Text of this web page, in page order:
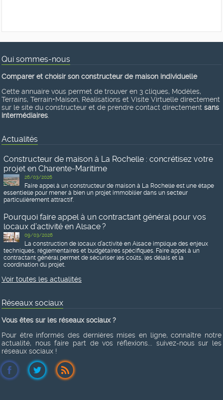
Qui sommes-nous
Comparer et choisir son constructeur de maison individuelle
Cette annuaire vous permet de trouver en 3 cliques, Modèles,
Terrains, Terrain+Maison, Réalisations et Visite Virtuelle directement
sur le site du constructeur et de prendre contact directement sans
intermédiaires.
Actualités
Constructeur de maison à La Rochelle : concrétisez votre
projet en Charente-Maritime
26/03/2026
Faire appel à un constructeur de maison à La Rochelle est une étape
essentielle pour mener à bien un projet immobilier dans un secteur
particulièrement attractif.
Pourquoi faire appel à un contractant général pour vos
locaux d’activité en Alsace ?
09/03/2026
La construction de locaux d’activité en Alsace implique des enjeux
techniques, réglementaires et budgétaires spécifiques. Faire appel à un
contractant général permet de sécuriser les coûts, les délais et la
coordination du projet.
Voir toutes les actualités
Réseaux sociaux
Vous êtes sur les réseaux sociaux ?
Pour être informés des dernières mises en ligne, connaître notre
actualité, nous faire part de vos réflexions... suivez-nous sur les
réseaux sociaux !